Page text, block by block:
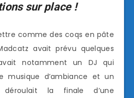
sur place !
comme des coqs en pâte
avait prévu quelques
notamment un DJ qui
musique d’ambiance et un
la finale d’une